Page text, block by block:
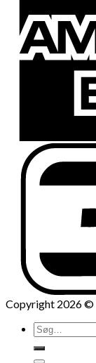
Copyright 2026 ©
Søg
efter: